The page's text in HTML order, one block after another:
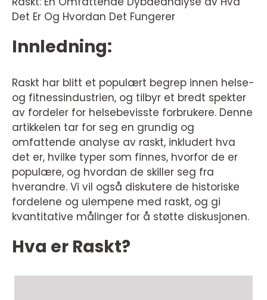
Det Er Og Hvordan Det Fungerer
Innledning:
Raskt har blitt et populært begrep innen helse-
og fitnessindustrien, og tilbyr et bredt spekter
av fordeler for helsebevisste forbrukere. Denne
artikkelen tar for seg en grundig og
omfattende analyse av raskt, inkludert hva
det er, hvilke typer som finnes, hvorfor de er
populære, og hvordan de skiller seg fra
hverandre. Vi vil også diskutere de historiske
fordelene og ulempene med raskt, og gi
kvantitative målinger for å støtte diskusjonen.
Hva er Raskt?